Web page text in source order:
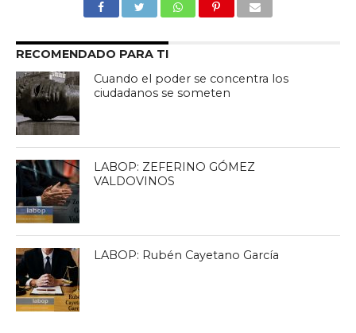
RECOMENDADO PARA TI
Cuando el poder se concentra los
ciudadanos se someten
LABOP: ZEFERINO GÓMEZ
VALDOVINOS
LABOP: Rubén Cayetano García